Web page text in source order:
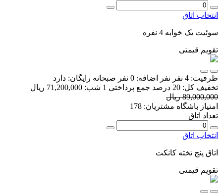
انتخاب اتاق
سوئیت یک خوابه 4 نفره
تقویم قیمتی
ظرفیت: 4 نفر نفر اضافه: 0 نفر صبحانه رایگان: دارد
تخفیف کل: 20 درصد جمع پرداختی 1 شب:
71,200,000 ریال
89,000,000 ریال
امتیاز باشگاه مشتریان: 178
تعداد اتاق
انتخاب اتاق
اتاق پنج تخته کانکت
تقویم قیمتی